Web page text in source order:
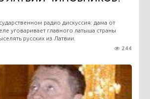
радио дискуссия: дама от
уговаривает главного латыша страны
русских из Латвии.
244